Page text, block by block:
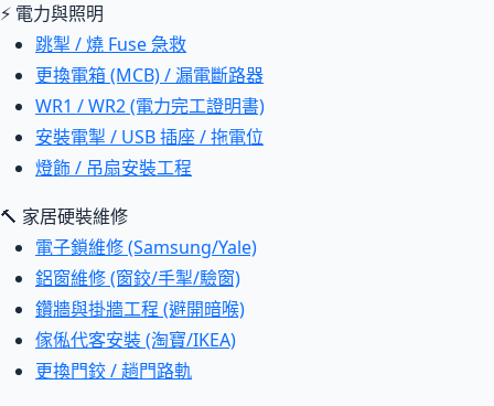
⚡ 電力與照明
跳掣 / 燒 Fuse 急救
更換電箱 (MCB) / 漏電斷路器
WR1 / WR2 (電力完工證明書)
安裝電掣 / USB 插座 / 拖電位
燈飾 / 吊扇安裝工程
🔨 家居硬裝維修
電子鎖維修 (Samsung/Yale)
鋁窗維修 (窗鉸/手掣/驗窗)
鑽牆與掛牆工程 (避開暗喉)
傢俬代客安裝 (淘寶/IKEA)
更換門鉸 / 趟門路軌